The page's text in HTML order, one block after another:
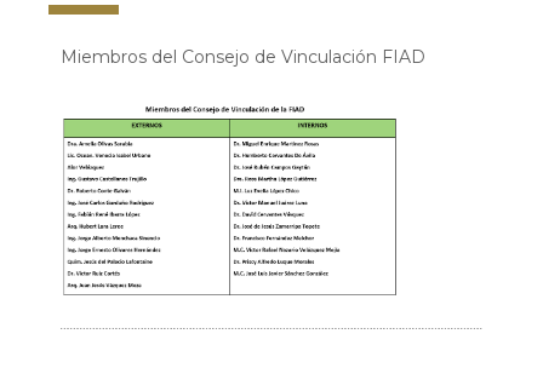
Miembros del Consejo de Vinculación FIAD